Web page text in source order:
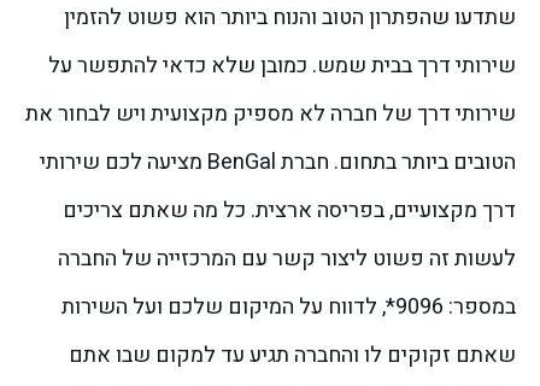
שתדעו שהפתרון הטוב והנוח ביותר הוא פשוט להזמין
שירותי דרך בבית שמש. כמובן שלא כדאי להתפשר על
שירותי דרך של חברה לא מספיק מקצועית ויש לבחור את
הטובים ביותר בתחום.
חברת BenGal מציעה לכם שירותי
דרך מקצועיים, בפריסה ארצית. כל מה שאתם צריכים
לעשות זה פשוט ליצור קשר עם המרכזייה של החברה
במספר: 9096*, לדווח על המיקום שלכם ועל השירות
שאתם זקוקים לו והחברה תגיע עד למקום שבו אתם